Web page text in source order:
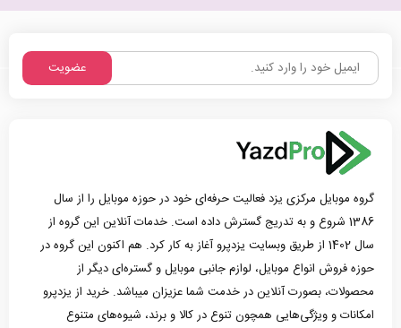
عضویت
گروه موبایل مرکزی یزد فعالیت حرفه‌ای خود در حوزه موبایل را از سال
1386 شروع و به تدریج گسترش داده است. خدمات آنلاین این گروه از
سال 1402 از طریق وبسایت یزدپرو آغاز به کار کرد. هم اکنون این گروه در
حوزه فروش انواع موبایل، لوازم جانبی موبایل و گستره‌ای دیگر از
محصولات، بصورت آنلاین در خدمت شما عزیزان میباشد. خرید از یزدپرو
امکانات و ویژگی‌هایی همچون تنوع در کالا و برند، شیوه‌های متنوع